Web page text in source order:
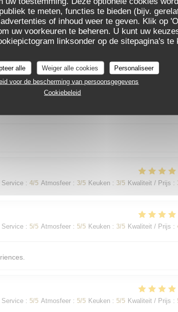
te meten, functies te bieden (bijv.
of inhoud weer te geven. Klik op
uw voorkeuren te beheren. U kunt uw
linksonder op de sitepagina's te
alle Weiger alle cookies
Personaliseer
voor de bescherming van persoonsgegevens
Cookiebeleid
Service: 5/5 Atmosfeer: 5/5 Keuken: 5/5 Kwaliteit / Prijs :
Service: 5 /5 Atmosfeer: 5/5 Keuken 5/5 Kwaliteit / Prijs
Service : 4/5 Atmosfeer : 3/5 Keuken : 3/5 Kwaliteit / Prijs :
Service : 5/5 Atmosfeer : 5/5 Keuken : 3/5 Kwaliteit / Prijs :
Service : 5/5 Atmosfeer : 5/5 Keuken : 5/5 Kwaliteit / Prijs :